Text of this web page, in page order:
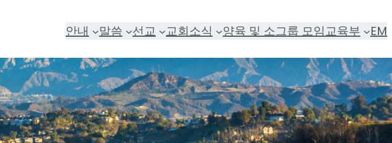
안내 말씀 선교 교회소식 양육 및 소그룹 모임교육부 EM